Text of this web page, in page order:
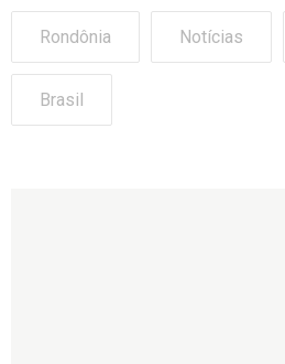
Rondônia Notícias
Brasil